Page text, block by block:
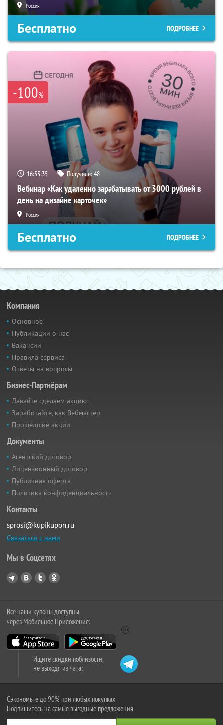
Россия
Бесплатно ПОДРОБНЕЕ
-100%
16:55:34 Получили:48
Вебинар «Как удаленно зарабатывать от 3000 рублей в
день на дизайне карточек»
Россия
Бесплатно ПОДРОБНЕЕ
Компания
Основное
Публикации о нас
Вакансии
Правила сервиса
Ответы на вопросы
Бизнес-Партнёрам
Давайте сделаем акцию!
Заработайте, как Вебмастер
Прошедшие акции
Документы
Агентский договор
Лицензионный договор
Публичная оферта
Политика конфиденциальности
Контакты
sprosi@kupikupon.ru
Связаться с нами
Мы в Соцсетях
Все наши купоны доступны
через Мобильное Приложение:
Ищите скидки поблизости,
не выходя из чата:
Сэкономьте до 90% при любых покупках
Подпишитесь на самые выгодные предложения